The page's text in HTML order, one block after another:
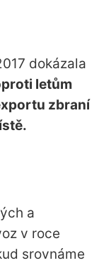
dokázala
letům
zbraní
a
v roce
srovnáme